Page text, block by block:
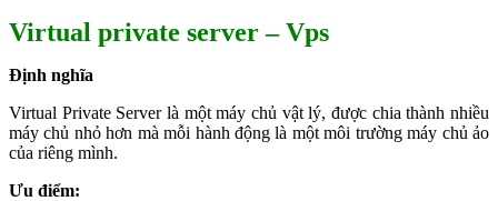
Virtual private server – Vps
Định nghĩa
Virtual Private Server là một máy chủ vật lý, được chia thành nhiều
máy chủ nhỏ hơn mà mỗi hành động là một môi trường máy chủ ảo
của riêng mình.
Ưu điểm: